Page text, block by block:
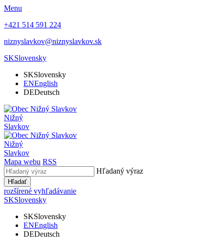
Menu
+421 514 591 224
niznyslavkov@niznyslavkov.sk
SKSlovensky
SKSlovensky
ENEnglish
DEDeutsch
Nižný
Slavkov
Nižný
Slavkov
Mapa webu RSS
Hľadaný výraz
Hľadať
rozšírené vyhľadávanie
SKSlovensky
SKSlovensky
ENEnglish
DEDeutsch